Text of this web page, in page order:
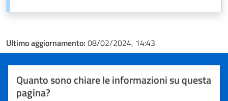
Ultimo aggiornamento: 08/02/2024, 14:43
Quanto sono chiare le informazioni su questa
pagina?